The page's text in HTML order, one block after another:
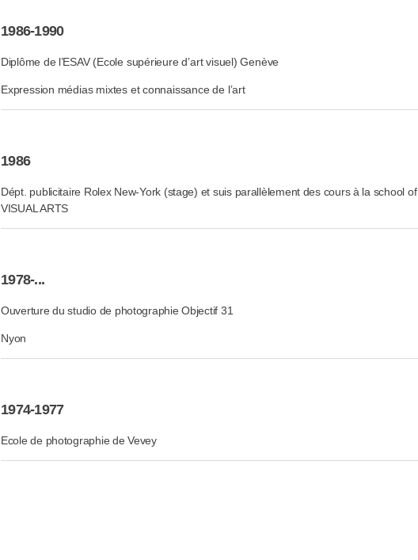
1986-1990
Diplôme de l’ESAV(Ecole supérieure d’art visuel) Genève
Expression médias mixtes et connaissance de l’art
1986
Dépt. publicitaire Rolex New-York (stage) et suis parallèlement des cours à la school of
VISUAL ARTS
1978-...
Ouverture du studio de photographie Objectif 31
Nyon
1974-1977
Ecole de photographie de Vevey